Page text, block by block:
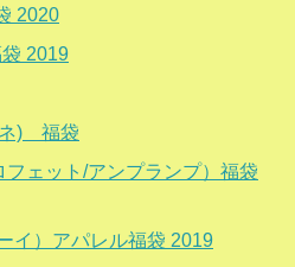
2020
2019
ネ) 福袋
ェット/アンプランプ）福袋
イ）アパレル福袋 2019